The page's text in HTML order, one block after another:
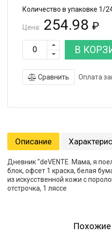
Количество в упаковке 1/
Цена: 254.98 ₽
В
Сравнить Оплата
Описание
Дневник "deVENTE. Мама, я
блок, офсет 1 краска, белая
из искусственной кожи с
отстрочка, 1 ляссе